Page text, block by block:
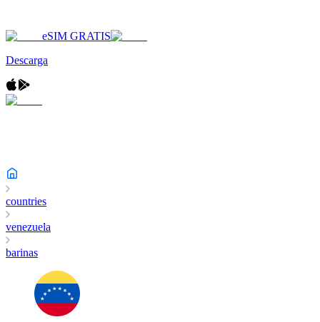
eSIM GRATIS
Descarga
countries
venezuela
barinas